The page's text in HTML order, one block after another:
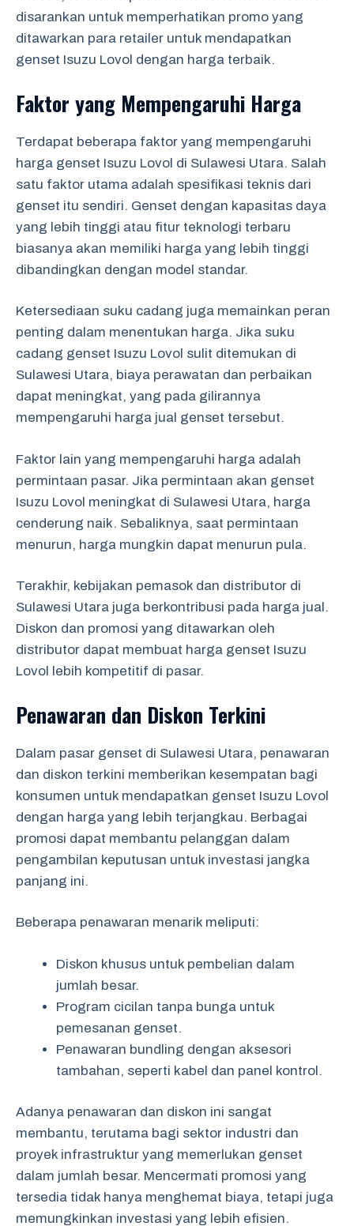
disarankan untuk memperhatikan promo yang
ditawarkan para retailer untuk mendapatkan
genset Isuzu Lovol dengan harga terbaik.
Faktor yang Mempengaruhi Harga
Terdapat beberapa faktor yang mempengaruhi
harga genset Isuzu Lovol di Sulawesi Utara. Salah
satu faktor utama adalah spesifikasi teknis dari
genset itu sendiri. Genset dengan kapasitas daya
yang lebih tinggi atau fitur teknologi terbaru
biasanya akan memiliki harga yang lebih tinggi
dibandingkan dengan model standar.
Ketersediaan suku cadang juga memainkan peran
penting dalam menentukan harga. Jika suku
cadang genset Isuzu Lovol sulit ditemukan di
Sulawesi Utara, biaya perawatan dan perbaikan
dapat meningkat, yang pada gilirannya
mempengaruhi harga jual genset tersebut.
Faktor lain yang mempengaruhi harga adalah
permintaan pasar. Jika permintaan akan genset
Isuzu Lovol meningkat di Sulawesi Utara, harga
cenderung naik. Sebaliknya, saat permintaan
menurun, harga mungkin dapat menurun pula.
Terakhir, kebijakan pemasok dan distributor di
Sulawesi Utara juga berkontribusi pada harga jual.
Diskon dan promosi yang ditawarkan oleh
distributor dapat membuat harga genset Isuzu
Lovol lebih kompetitif di pasar.
Penawaran dan Diskon Terkini
Dalam pasar genset di Sulawesi Utara, penawaran
dan diskon terkini memberikan kesempatan bagi
konsumen untuk mendapatkan genset Isuzu Lovol
dengan harga yang lebih terjangkau. Berbagai
promosi dapat membantu pelanggan dalam
pengambilan keputusan untuk investasi jangka
panjang ini.
Beberapa penawaran menarik meliputi:
Diskon khusus untuk pembelian dalam
jumlah besar.
Program cicilan tanpa bunga untuk
pemesanan genset.
Penawaran bundling dengan aksesori
tambahan, seperti kabel dan panel kontrol.
Adanya penawaran dan diskon ini sangat
membantu, terutama bagi sektor industri dan
proyek infrastruktur yang memerlukan genset
dalam jumlah besar. Mencermati promosi yang
tersedia tidak hanya menghemat biaya, tetapi juga
memungkinkan investasi yang lebih efisien.